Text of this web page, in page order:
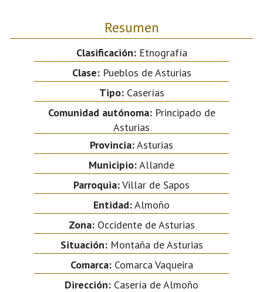
Resumen
Clasificación:Etnografía
Clase:Pueblos de Asturias
Tipo:Caserías
Comunidad autónoma:Principado de
Asturias
Provincia:Asturias
Municipio:Allande
Parroquia:Villar de Sapos
Entidad:Almoño
Zona:Occidente de Asturias
Situación:Montaña de Asturias
Comarca:Comarca Vaqueira
Dirección: Casería de Almoño